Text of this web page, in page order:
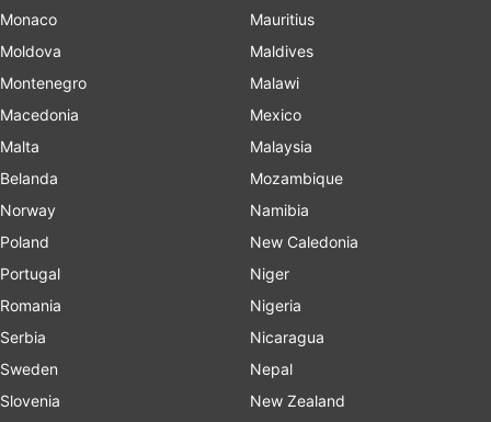
Monaco
Moldova
Montenegro
Macedonia
Malta
Belanda
Norway
Poland
Portugal
Romania
Serbia
Sweden
Slovenia
Mauritius
Maldives
Malawi
Mexico
Malaysia
Mozambique
Namibia
New Caledonia
Niger
Nigeria
Nicaragua
Nepal
New Zealand